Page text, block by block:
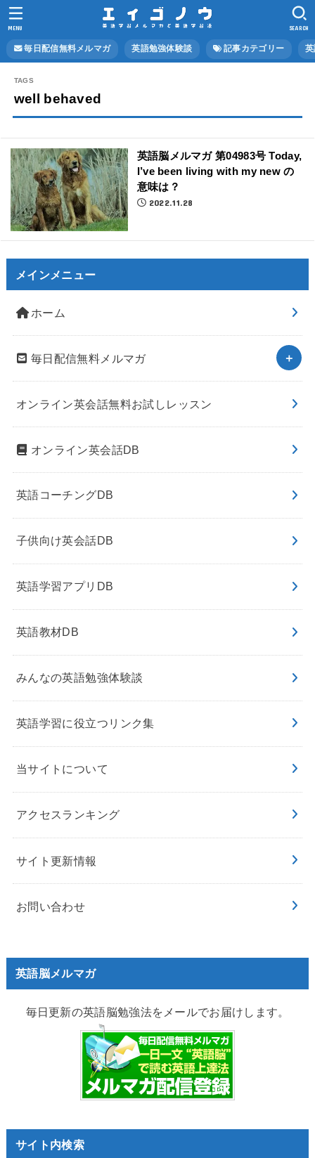
毎日配信無料メルマガ 英語勉強体験談 記事カテゴリー
SEARCH
MENU
well behaved
英語脳メルマガ 第04983号 Today,
I’ve been living with my new の
意味は？
2022.11.28
メインメニュー
ホーム
毎日配信無料メルマガ
オンライン英会話無料お試しレッスン
オンライン英会話DB
英語コーチングDB
子供向け英会話DB
英語学習アプリDB
英語教材DB
みんなの英語勉強体験談
英語学習に役立つリンク集
当サイトについて
アクセスランキング
サイト更新情報
お問い合わせ
英語脳メルマガ
毎日更新の英語脳勉強法をメールでお届けします。
サイト内検索